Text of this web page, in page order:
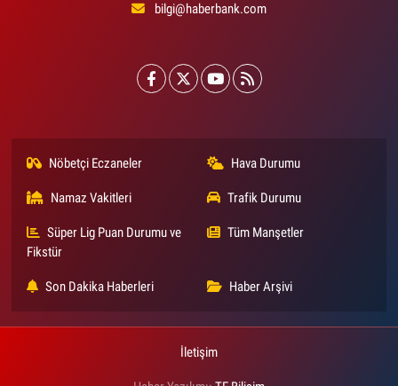
bilgi@haberbank.com
Nöbetçi Eczaneler Hava Durumu
Namaz Vakitleri Trafik Durumu
Süper Lig Puan Durumu ve
Fikstür
Tüm Manşetler
Son Dakika Haberleri Haber Arşivi
İletişim